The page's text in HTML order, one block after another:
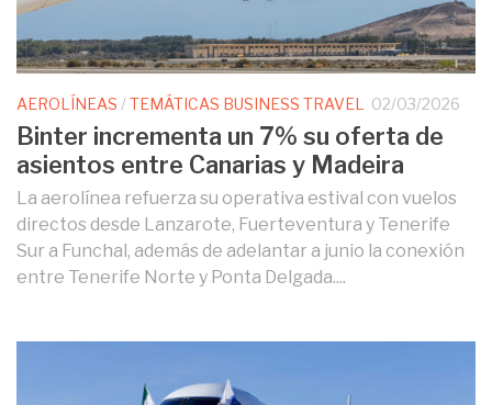
AEROLÍNEAS /TEMÁTICAS BUSINESS TRAVEL 02/03/2026
Binter incrementa un 7% su oferta de
asientos entre Canarias y Madeira
La aerolínea refuerza su operativa estival con vuelos
directos desde Lanzarote, Fuerteventura y Tenerife
Sur a Funchal, además de adelantar a junio la conexión
entre Tenerife Norte y Ponta Delgada....